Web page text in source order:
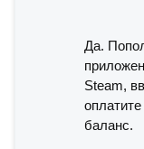
Да.
Steam,
баланс.